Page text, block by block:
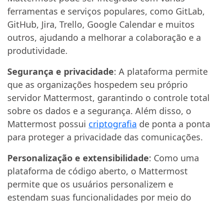
ferramentas e serviços populares, como GitLab,
GitHub, Jira, Trello, Google Calendar e muitos
outros, ajudando a melhorar a colaboração e a
produtividade.
Segurança e privacidade: A plataforma permite
que as organizações hospedem seu próprio
servidor Mattermost, garantindo o controle total
sobre os dados e a segurança. Além disso, o
Mattermost possui criptografia de ponta a ponta
para proteger a privacidade das comunicações.
Personalização e extensibilidade: Como uma
plataforma de código aberto, o Mattermost
permite que os usuários personalizem e
estendam suas funcionalidades por meio do